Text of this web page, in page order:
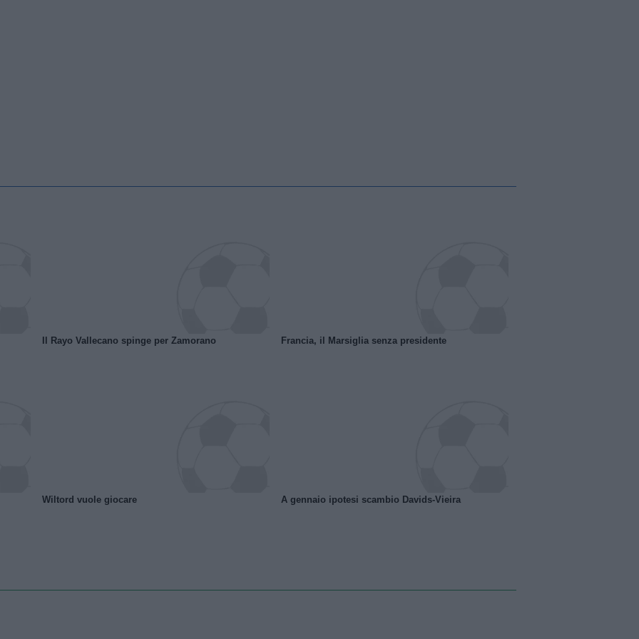
Il Rayo Vallecano spinge per Zamorano Francia, il Marsiglia senza presidente
Wiltord vuole giocare A gennaio ipotesi scambio Davids-Vieira